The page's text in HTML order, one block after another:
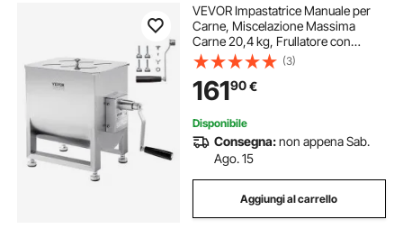
VEVOR Impastatrice Manuale per
Carne, Miscelazione Massima
Carne 20,4 kg, Frullatore con
Riduttore in Acciaio Inox,
Mpastatrice Manuale per Salsicce
Carne Tritata 568 x 330 x 450 mm
(3)
16190€
Disponibile
Consegna:non appena Sab.
Ago. 15
Aggiungi al carrello